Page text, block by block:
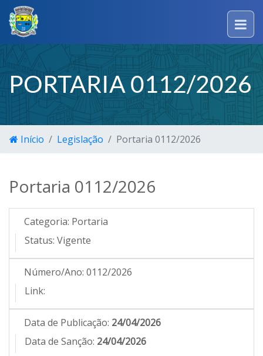
PORTARIA 0112/2026
Início Legislação Portaria 0112/2026
Portaria 0112/2026
Categoria: Portaria
Status: Vigente
Número/Ano: 0112/2026
Link:
Data de Publicação: 24/04/2026
Data de Sanção: 24/04/2026